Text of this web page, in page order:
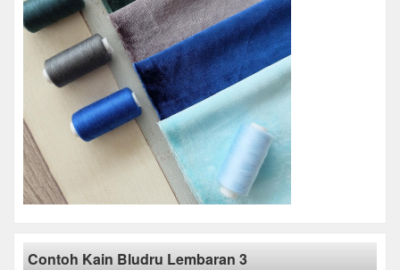
Contoh Kain Bludru Lembaran 3